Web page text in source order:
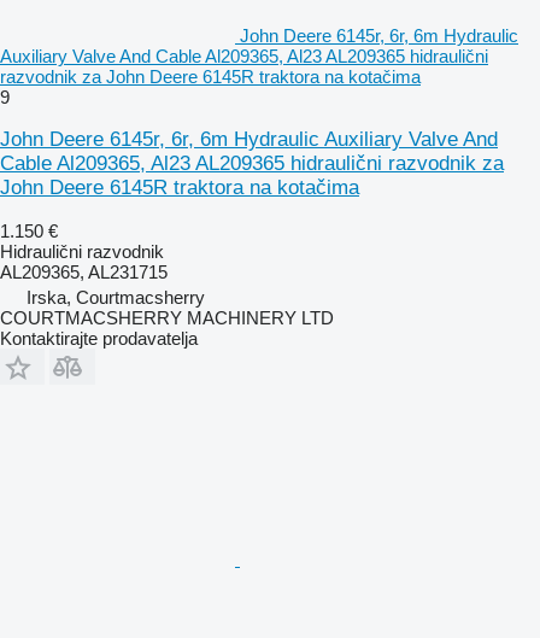
John Deere 6145r, 6r, 6m Hydraulic
Auxiliary Valve And Cable Al209365, Al23 AL209365 hidraulični
razvodnik za John Deere 6145R traktora na kotačima
9
John Deere 6145r, 6r, 6m Hydraulic Auxiliary Valve And
Cable Al209365, Al23 AL209365 hidraulični razvodnik za
John Deere 6145R traktora na kotačima
1.150 €
Hidraulični razvodnik
AL209365, AL231715
Irska, Courtmacsherry
COURTMACSHERRY MACHINERY LTD
Kontaktirajte prodavatelja